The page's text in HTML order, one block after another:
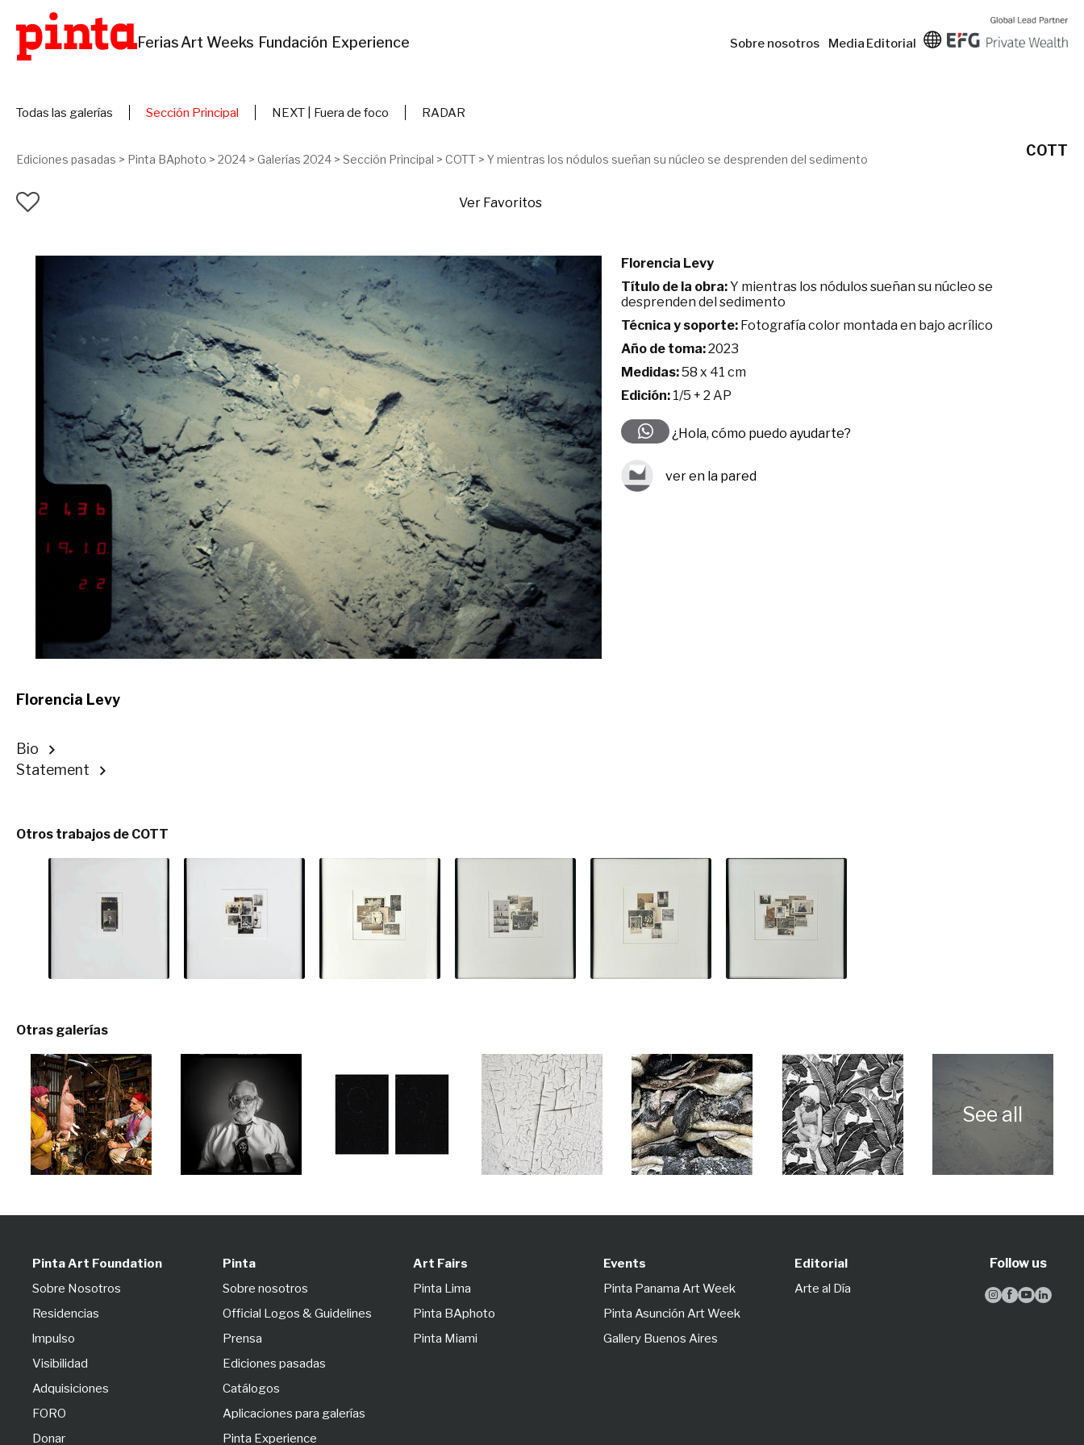
FeriasArt Weeks Fundación Experience Sobre nosotros Media Editorial
Todas las galerías Sección Principal NEXT | Fuera de foco RADAR
Ediciones pasadas > Pinta BAphoto > 2024 > Galerías 2024 > Sección Principal > COTT > Y mientras los nódulos sueñan su núcleo se desprenden del sedimento
COTT
Ver Favoritos
Florencia Levy
Bio
Statement
Florencia Levy
Título de la obra:Y mientras los nódulos sueñan su núcleo se
desprenden del sedimento
Técnica y soporte: Fotografía color montada en bajo acrílico
Año de toma:2023
Medidas:58 x 41 cm
Edición: 1/5 + 2 AP
¿Hola, cómo puedo ayudarte?
ver en la pared
Otros trabajos de COTT
Otras galerías
Pinta Art Foundation
Sobre Nosotros
Residencias
lmpulso
Visibilidad
Adquisiciones
FORO
Donar
Pinta
Sobre nosotros
Official Logos & Guidelines
Prensa
Ediciones pasadas
Catálogos
Aplicaciones para galerías
Pinta Experience
Art Fairs
Pinta Lima
Pinta BAphoto
Pinta Miami
Events
Pinta Panama Art Week
Pinta Asunción Art Week
Gallery Buenos Aires
Editorial
Arte al Día
Follow us
   